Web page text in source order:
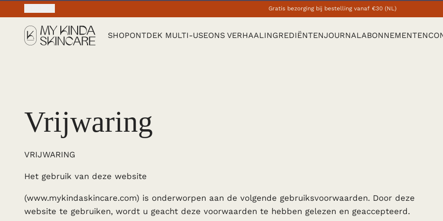
10% vakantiekorting op je handtas heldin. Gebruik code "handbaghero" (eindigt op
SHOPONTDEK MULTI-USEONS VERHAALINGREDIËNTENJOURNALABONNEMENTEN
Vrijwaring
VRIJWARING
Het gebruik van deze website
(www.mykindaskincare.com) is onderworpen aan de volgende gebruiksvoorwaarden. Door deze
website te gebruiken, wordt u geacht deze voorwaarden te hebben gelezen en geaccepteerd.